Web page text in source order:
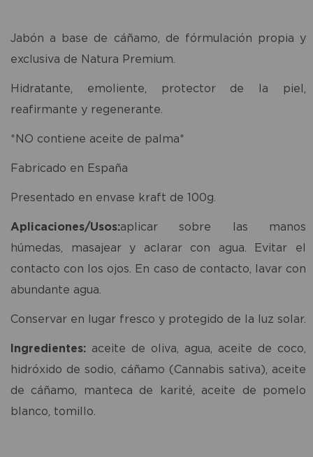
Jabón a base de cáñamo, de fórmulación propia y
exclusiva de Natura Premium.
Hidratante, emoliente, protector de la piel,
reafirmante y regenerante.
*NO contiene aceite de palma*
Fabricado en España
Presentado en envase kraft de 100g.
Aplicaciones/Usos:aplicar sobre las manos
húmedas, masajear y aclarar con agua. Evitar el
contacto con los ojos. En caso de contacto, lavar con
abundante agua.
Conservar en lugar fresco y protegido de la luz solar.
Ingredientes: aceite de oliva, agua, aceite de coco,
hidróxido de sodio, cáñamo (Cannabis sativa), aceite
de cáñamo, manteca de karité, aceite de pomelo
blanco, tomillo.